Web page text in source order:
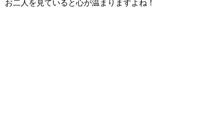
お二人を見ていると心が温まりますよね！